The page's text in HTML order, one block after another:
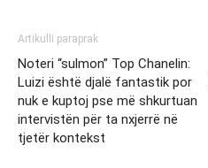
Artikulli paraprak
Noteri “sulmon” Top Chanelin:
Luizi është djalë fantastik por
nuk e kuptoj pse më shkurtuan
intervistën për ta nxjerrë në
tjetër kontekst